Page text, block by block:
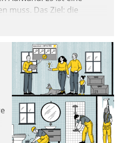
muss. Das Ziel: die
Geschäftsabläufe. Damit
einige Grundregeln